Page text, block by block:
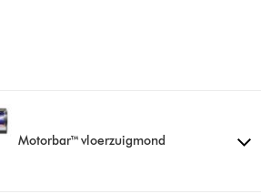
Motorbar™ vloerzuigmond